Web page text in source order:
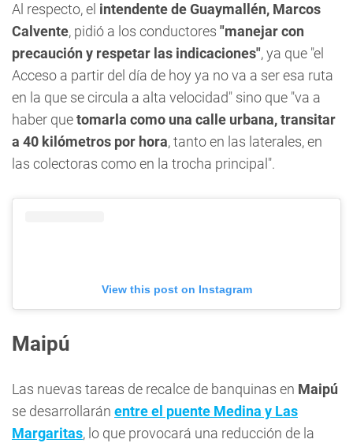
Al respecto, el intendente de Guaymallén, Marcos
Calvente, pidió a los conductores "manejar con
precaución y respetar las indicaciones", ya que "el
Acceso a partir del día de hoy ya no va a ser esa ruta
en la que se circula a alta velocidad" sino que "va a
haber quetomarla como una calle urbana, transitar
a 40 kilómetros por hora, tanto en las laterales, en
las colectoras como en la trocha principal".
View this post on Instagram
Maipú
Las nuevas tareas de recalce de banquinas en Maipú
se desarrollarán entre el puente Medina y Las
Margaritas, lo que provocará una reducción de la